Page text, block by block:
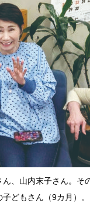
、山内末子さん。そ
どもさん（9カ月）